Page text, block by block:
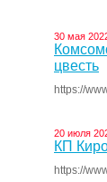
30 мая
цвесть
https://
20 июля
КП
https://